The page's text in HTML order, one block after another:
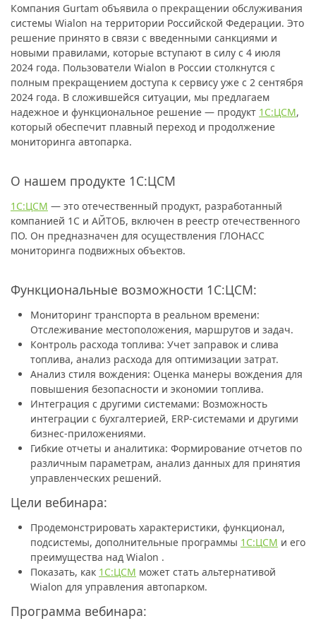
Компания Gurtam объявила о прекращении обслуживания
системы Wialon на территории Российской Федерации. Это
решение принято в связи с введенными санкциями и
новыми правилами, которые вступают в силу с 4 июля
2024 года. Пользователи Wialon в России столкнутся с
полным прекращением доступа к сервису уже с 2 сентября
2024 года. В сложившейся ситуации, мы предлагаем
надежное и функциональное решение — продукт 1С:ЦСМ,
который обеспечит плавный переход и продолжение
мониторинга автопарка.
О нашем продукте 1С:ЦСМ
1С:ЦСМ — это отечественный продукт, разработанный
компанией 1С и АЙТОБ, включен в реестр отечественного
ПО. Он предназначен для осуществления ГЛОНАСС
мониторинга подвижных объектов.
Функциональные возможности 1С:ЦСМ:
Мониторинг транспорта в реальном времени:
Отслеживание местоположения, маршрутов и задач.
Контроль расхода топлива: Учет заправок и слива
топлива, анализ расхода для оптимизации затрат.
Анализ стиля вождения: Оценка манеры вождения для
повышения безопасности и экономии топлива.
Интеграция с другими системами: Возможность
интеграции с бухгалтерией, ERP-системами и другими
бизнес-приложениями.
Гибкие отчеты и аналитика: Формирование отчетов по
различным параметрам, анализ данных для принятия
управленческих решений.
Цели вебинара:
Продемонстрировать характеристики, функционал,
подсистемы, дополнительные программы 1С:ЦСМ и его
преимущества над Wialon .
Показать, как 1С:ЦСМ может стать альтернативой
Wialon для управления автопарком.
Программа вебинара: